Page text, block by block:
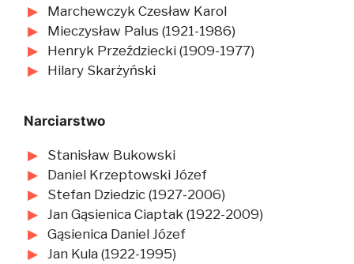
Marchewczyk Czesław Karol
Mieczysław Palus (1921-1986)
Henryk Przeździecki (1909-1977)
Hilary Skarżyński
Narciarstwo
Stanisław Bukowski
Daniel Krzeptowski Józef
Stefan Dziedzic (1927-2006)
Jan Gąsienica Ciaptak (1922-2009)
Gąsienica Daniel Józef
Jan Kula (1922-1995)